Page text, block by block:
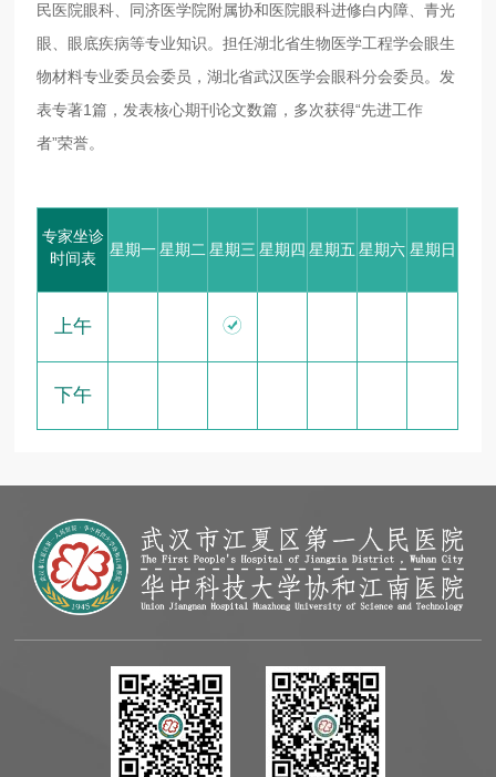
民医院眼科、同济医学院附属协和医院眼科进修白内障、青光
眼、眼底疾病等专业知识。担任湖北省生物医学工程学会眼生
物材料专业委员会委员，湖北省武汉医学会眼科分会委员。发
表专著1篇，发表核心期刊论文数篇，多次获得“先进工作
者”荣誉。
专家坐诊
时间表
星期一 星期二 星期三 星期四 星期五 星期六 星期日
上午 
下午